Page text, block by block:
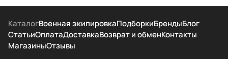
КаталогВоенная экипировкаПодборкиБрендыБлог
СтатьиОплатаДоставкаВозврат и обменКонтакты
МагазиныОтзывы